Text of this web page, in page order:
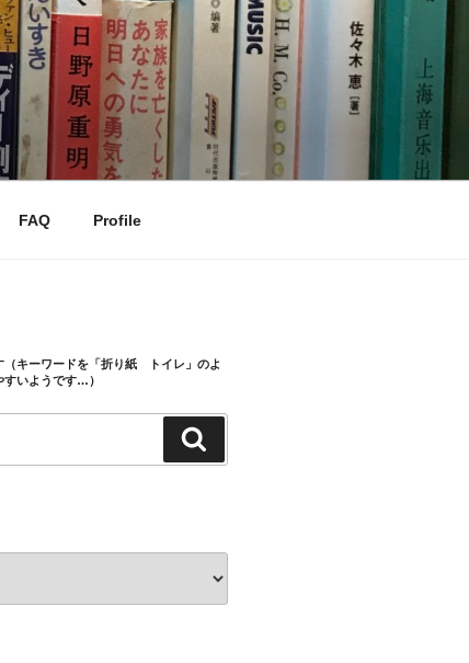
FAQ Profile
（キーワードを「折り紙 トイレ」のよ
すいようです…）
索